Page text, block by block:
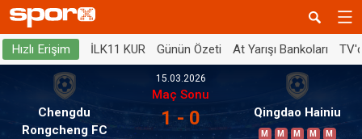
Hızlı Erişim İLK11 KUR Günün Özeti At Yarışı Bankoları
Chengdu
Rongcheng FC
15.03.2026
Maç Sonu
1 - 0 Qingdao Hainiu
M M M M M